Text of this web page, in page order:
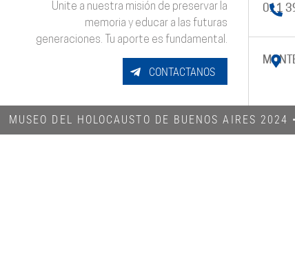
Unite a nuestra misión de preservar la
memoria y educar a las futuras
generaciones. Tu aporte es fundamental.
CONTACTANOS
011
MUSEO DEL HOLOCAUSTO DE BUENOS AIRES 2024​